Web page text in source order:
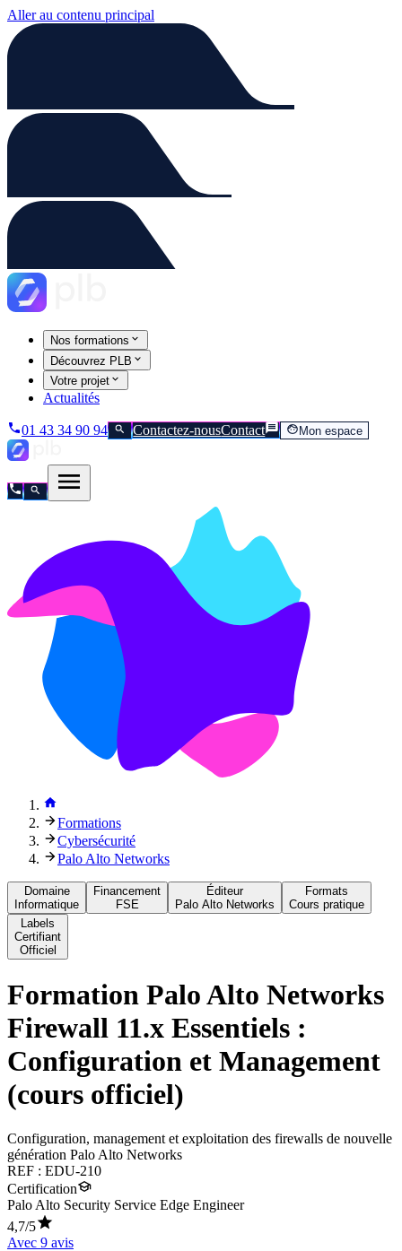
Aller au contenu principal
Nos formations
Découvrez PLB
Votre projet
Actualités
01 43 34 90 94 Contactez-nousContact Mon espace
Formations
Cybersécurité
Palo Alto Networks
Domaine
Informatique
Financement
FSE
Éditeur
Palo Alto Networks
Formats
Cours pratique
Labels
Certifiant
Officiel
Formation Palo Alto Networks
Firewall 11.x Essentiels :
Configuration et Management
(cours officiel)
Configuration, management et exploitation des firewalls de nouvelle
génération Palo Alto Networks
REF : EDU-210
Certification
Palo Alto Security Service Edge Engineer
4,7/5
Avec 9 avis